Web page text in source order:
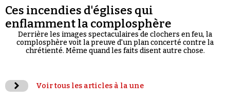
Ces incendies d'églises qui
enflamment la complosphère
Derrière les images spectaculaires de clochers en feu, la
complosphère voit la preuve d'un plan concerté contre la
chrétienté. Même quand les faits disent autre chose.
Voir tous les articles à la une